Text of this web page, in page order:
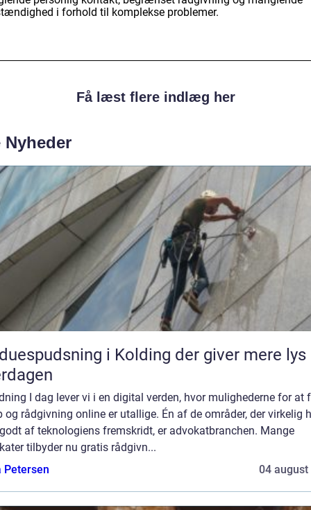
i forhold til komplekse problemer.
Få læst flere indlæg her
Nyheder
i Kolding der giver mere lys
I dag lever vi i en digital verden, hvor mulighederne for at
rådgivning online er utallige. Én af de områder, der virkelig
af teknologiens fremskridt, er advokatbranchen. Mange
tilbyder nu gratis rådgivn...
Petersen
04 august